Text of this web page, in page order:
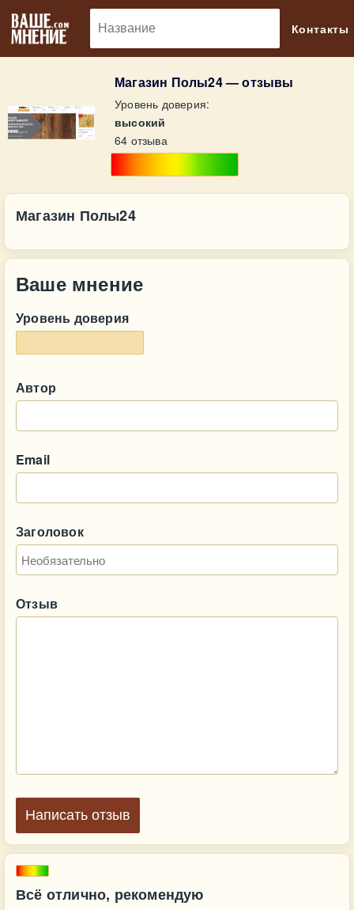
Контакты
Магазин Полы24 — отзывы
Уровень доверия:
высокий
64 отзыва
Всё отлично, рекомендую
Магазин Полы24
Ваше мнение
Уровень доверия
Автор
Email
Заголовок
Отзыв
Написать отзыв